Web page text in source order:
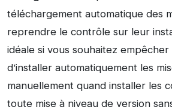
téléchargement automatique des
reprendre le contrôle sur leur
idéale si vous souhaitez empêcher
d’installer automatiquement les
manuellement quand installer les
toute mise à niveau de version